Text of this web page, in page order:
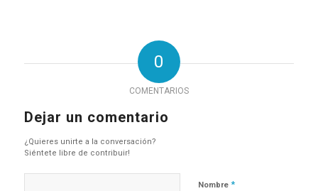
0
COMENTARIOS
Dejar un comentario
¿Quieres unirte a la conversación?
Siéntete libre de contribuir!
Nombre *